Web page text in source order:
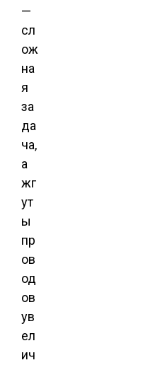
—
сл
ож
на
я
за
да
ча,
а
жг
ут
ы
пр
ов
од
ов
ув
ел
ич